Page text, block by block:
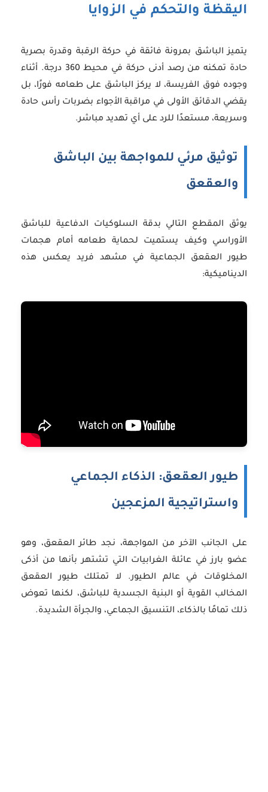
اليقظة والتحكم في الزوايا
يتميز الباشق بمرونة فائقة في حركة الرقبة وقدرة بصرية
حادة تمكنه من رصد أدنى حركة في محيط 360 درجة. أثناء
وجوده فوق الفريسة، لا يركز الباشق على طعامه فورًا، بل
يقضي الدقائق الأولى في مراقبة الأجواء بضربات رأس حادة
وسريعة، مستعدًا للرد على أي تهديد مباشر.
توثيق مرئي للمواجهة بين الباشق
والعقعق
يوثق المقطع التالي بدقة السلوكيات الدفاعية للباشق
الأوراسي وكيف يستميت لحماية طعامه أمام هجمات
طيور العقعق الجماعية في مشهد فريد يعكس هذه
الديناميكية:
طيور العقعق: الذكاء الجماعي
واستراتيجية المزعجين
على الجانب الآخر من المواجهة، نجد طائر العقعق، وهو
عضو بارز في عائلة الغرابيات التي تشتهر بأنها من أذكى
المخلوقات في عالم الطيور. لا تمتلك طيور العقعق
المخالب القوية أو البنية الجسدية للباشق، لكنها تعوض
ذلك تمامًا بالذكاء، التنسيق الجماعي، والجرأة الشديدة.